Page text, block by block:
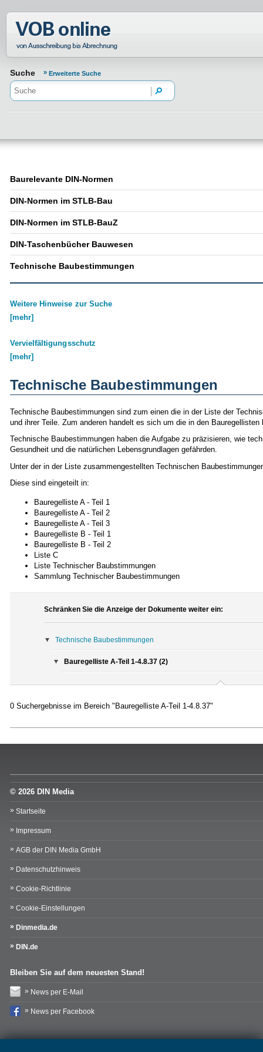
Normenportal Barrierefreiheit
Suche Erweiterte Suche
Baurelevante DIN-Normen
DIN-Normen im STLB-Bau
DIN-Normen im STLB-BauZ
DIN-Taschenbücher Bauwesen
Technische Baubestimmungen
Weitere Hinweise zur Suche
[mehr]
Vervielfältigungsschutz
[mehr]
Technische Baubestimmungen
Technische Baubestimmungen sind zum einen die in der Liste der
und ihrer Teile. Zum anderen handelt es sich um die in den
Technische Baubestimmungen haben die Aufgabe zu präzisieren, wie
Gesundheit und die natürlichen Lebensgrundlagen gefährden.
Unter der in der Liste zusammengestellten Technischen
Diese sind eingeteilt in:
Bauregelliste A - Teil 1
Bauregelliste A - Teil 2
Bauregelliste A - Teil 3
Bauregelliste B - Teil 1
Bauregelliste B - Teil 2
Liste C
Liste Technischer Baubstimmungen
Sammlung Technischer Baubestimmungen
Schränken Sie die Anzeige der Dokumente weiter ein:
Technische Baubestimmungen
Bauregelliste A-Teil 1-4.8.37 (2)
0 Suchergebnisse im Bereich "Bauregelliste A-Teil 1-4.8.37"
© 2026 DIN Media
Startseite
Impressum
AGB der DIN Media GmbH
Datenschutzhinweis
Cookie-Richtlinie
Cookie-Einstellungen
Dinmedia.de
DIN.de
Bleiben Sie auf dem neuesten Stand!
News per E-Mail
News per Facebook